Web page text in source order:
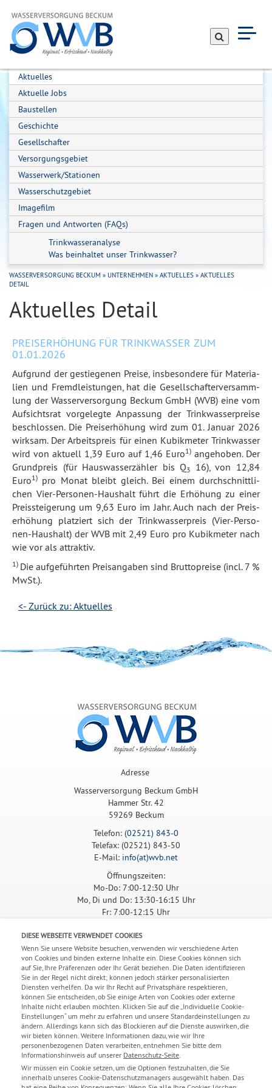
DIESE WEBSEITE VERWENDET COOKIES
Wenn Sie unsere Website besuchen, verwenden wir verschiedene Arten
von Cookies und binden externe Inhalte ein. Diese Cookies können sich
auf Sie, Ihre Präferenzen oder Ihr Gerät beziehen. Die Daten identifizieren
Sie in der Regel nicht direkt; können jedoch stärker personalisierten
Diensten verhelfen. Da wir Ihr Recht auf Privatsphäre respektieren,
können Sie entscheiden, ob Sie einige Arten von Cookies oder externe
Inhalte nicht erlauben möchten. Klicken Sie auf die „Individuelle Cookie-
Einstellungen“ um mehr zu erfahren und unsere Standardeinstellungen zu
ändern. Allerdings kann sich das Blockieren auf die Dienste auswirken, die
wir bieten können. Weitere Informationen dazu, wie wir Ihre
personenbezogenen Daten verarbeiten, entnehmen Sie bitte dem
Informationshinweis auf unserer Datenschutz-Seite.
Wir müssen ein Cookie setzen, um die Optionen festzuhalten, die Sie
innerhalb unseres Cookie-Datenschutzmanagers ausgewählt haben. Das
Aktuelles
Aktuelle Jobs
Baustellen
Geschichte
Gesellschafter
Versorgungsgebiet
Wasserwerk/Stationen
Wasserschutzgebiet
Imagefilm
Fragen und Antworten (FAQs)
Trinkwasseranalyse
Was beinhaltet unser Trinkwasser?
WASSERVERSORGUNG BECKUM » UNTERNEHMEN » AKTUELLES » AKTUELLES
DETAIL
Aktuelles Detail
PREISERHÖHUNG FÜR TRINKWASSER ZUM
01.01.2026
Auf­grund der ge­stie­ge­nen Prei­se, ins­be­son­de­re für Ma­te­ria­
li­en und Fremd­leis­tun­gen, hat die Ge­sell­schaf­ter­ver­samm­
lung der Was­ser­ver­sor­gung Beck­um GmbH (WVB) eine vom
Auf­sichts­rat vor­ge­leg­te An­pas­sung der Trink­was­ser­prei­se
be­schlos­sen. Die Preis­er­hö­hung wird zum 01. Ja­nu­ar 2026
wirk­sam. Der Ar­beits­preis für ei­nen Ku­bik­me­ter Trink­was­ser
wird von ak­tu­ell 1,39 Euro auf 1,46 Euro1) an­ge­ho­ben. Der
Grund­preis (für Haus­was­ser­zäh­ler bis Q3 16), von 12,84
Euro1) pro Mo­nat bleibt gleich. Bei ei­nem durch­schnitt­li­
chen Vier-Per­so­nen-Haus­halt führt die Er­hö­hung zu ei­ner
Preis­stei­ge­rung um 9,63 Euro im Jahr. Auch nach der Preis­
er­hö­hung plat­ziert sich der Trink­was­ser­preis (Vier-Per­so­
nen-Haus­halt) der WVB mit 2,49 Euro pro Ku­bik­me­ter nach
wie vor als at­trak­tiv.
1) Die auf­ge­führ­ten Preis­an­ga­ben sind Brut­to­prei­se (incl. 7 %
MwSt.).
<- Zurück zu: Aktuelles
Adresse
Wasserversorgung Beckum GmbH
Hammer Str. 42
59269 Beckum
Telefon: (02521) 843-0
Telefax: (02521) 843-50
E-Mail: info(at)wvb.net
Öffnungszeiten:
Mo-Do: 7:00-12:30 Uhr
Mo, Di und Do: 13:30-16:15 Uhr
Fr: 7:00-12:15 Uhr
ANFAHRT
Bitteakzeptieren Sie Marketing-Cookies,um die Karte zu
sehen.